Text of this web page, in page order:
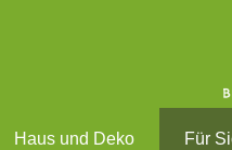
Haus und Deko Für